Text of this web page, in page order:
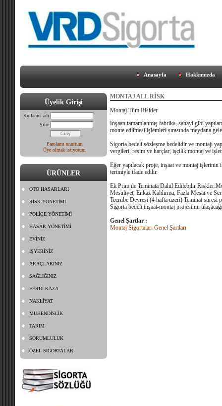
Anasayfa Hakkımızda
Üyelik Girişi
Kullanıcı adı
Şifre
Parolamı unuttum
Üye olmak istiyorum
ÜRÜNLER
OTO HASARLARI
RİSK YÖNETİMİ
POLİÇE YÖNETİMİ
HASAR YÖNETİMİ
EVİNİZ
İŞYERİNİZ
ARAÇLARINIZ
SAĞLIĞINIZ
FERDİ KAZA
NAKLİYAT
MÜHENDİSLİK
TARIM
SORUMLULUK
ÖZEL SİGORTALAR
MONTAJ ALL RİSK
Montaj Tüm Riskler
İnşaatı tamamlanmış fabrika, sanayi gibi
monte edilmesi işlemleri sırasında meydana
Sigorta bedeli sözleşme bedelidir ve montajı
vergileri, resim ve harçlar, işçilik montaj ve
Eğer yapılacak proje, inşaat ve montaj işlerinin
terimiyle ifade edilir.
Ek Prim ile Teminata Dahil Edilebilir
Mesuliyet, Enkaz Kaldırma, Fazla Mesai ve
Tecrübe Devresi (4 hafta üzeri) Teminat süresi
Sigorta bedeli inşaat-montaj projesinin
Genel Şartlar :
Montaj Sigortaları Genel Şartları